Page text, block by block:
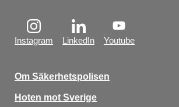
Instagram LinkedIn Youtube
Om Säkerhetspolisen
Hoten mot Sverige